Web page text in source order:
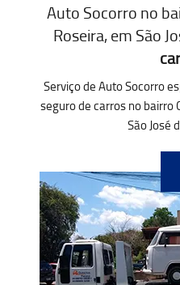
Auto Socorro no
Roseira, em São
Serviço de Auto Socorro
seguro de carros no bairro
São José